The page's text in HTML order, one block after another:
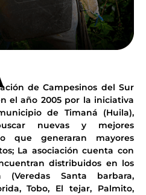
de Campesinos del Sur
el año 2005 por la iniciativa
de Timaná (Huila),
nuevas y mejores
que generaran mayores
La asociación cuenta con
distribuidos en los
(Veredas Santa barbara,
Tobo, El tejar, Palmito,